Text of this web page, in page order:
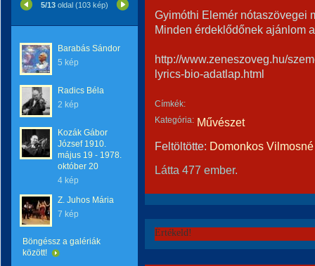
5/13 oldal (103 kép)
Barabás Sándor
5 kép
Radics Béla
2 kép
Kozák Gábor
József 1910.
május 19 - 1978.
október 20
4 kép
Z. Juhos Mária
7 kép
Böngéssz a galériák
között!
Gyimóthi Elemér nótaszövegei
Minden érdeklődőnek ajánlom
http://www.zeneszoveg.hu/
lyrics-bio-adatlap.html
Címkék:
Kategória: Művészet
Feltöltötte: Domonkos
Látta 477 ember.
Értékeld!